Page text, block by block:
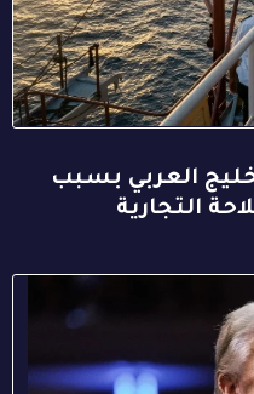
الخليج العربي بسبب
التجارية